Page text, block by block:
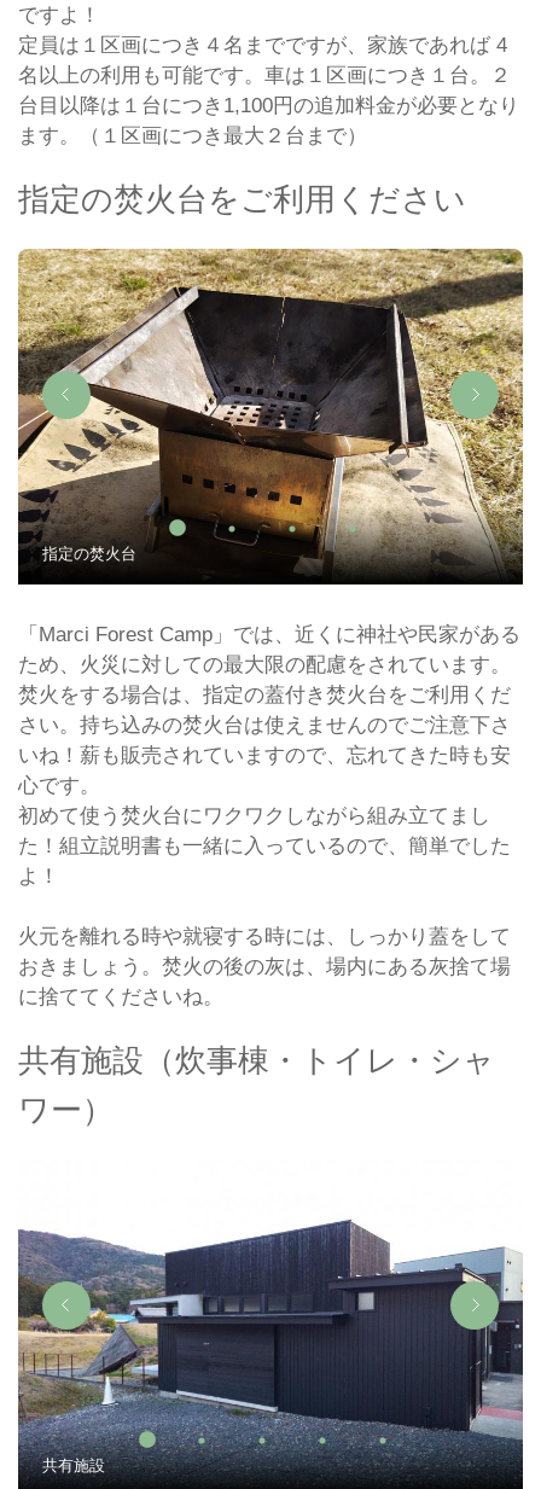
ですよ！
定員は１区画につき４名までですが、家族であれば 4
名以上の利用も可能です。車は１区画につき１台。２
台目以降は１台につき1,100円の追加料金が必要となり
ます。（１区画につき最大２台まで）
指定の焚火台をご利用ください
指定の焚火台
「Marci Forest Camp」では、近くに神社や民家がある
ため、火災に対しての最大限の配慮をされています。
焚火をする場合は、指定の蓋付き焚火台をご利用くだ
さい。持ち込みの焚火台は使えませんのでご注意下さ
いね！薪も販売されていますので、忘れてきた時も安
心です。
初めて使う焚火台にワクワクしながら組み立てまし
た！組立説明書も一緒に入っているので、簡単でした
よ！
火元を離れる時や就寝する時には、しっかり蓋をして
おきましょう。焚火の後の灰は、場内にある灰捨て場
に捨ててくださいね。
共有施設（炊事棟・トイレ・シャ
ワー）
共有施設